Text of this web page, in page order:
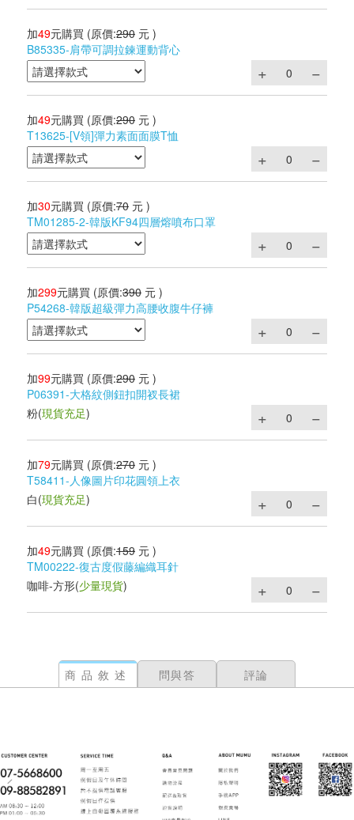
加49元購買 (原價:290 元 )
B85335-肩帶可調拉鍊運動背心
加49元購買 (原價:290 元 )
T13625-[V領]彈力素面面膜T恤
加30元購買 (原價:70 元 )
TM01285-2-韓版KF94四層熔噴布口罩
加299元購買 (原價:390 元 )
P54268-韓版超級彈力高腰收腹牛仔褲
加99元購買 (原價:290 元 )
P06391-大格紋側鈕扣開衩長裙
粉(現貨充足)
加79元購買 (原價:270 元 )
T58411-人像圖片印花圓領上衣
白(現貨充足)
加49元購買 (原價:159 元 )
TM00222-復古度假藤編織耳針
咖啡-方形(少量現貨)
商品敘述 問與答 評論